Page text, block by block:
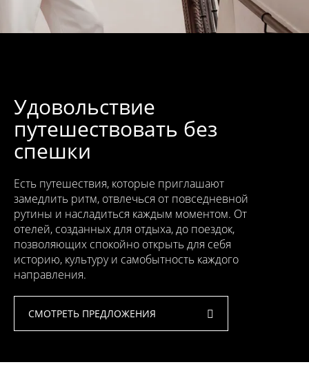
Удовольствие
путешествовать без
спешки
Есть путешествия, которые приглашают
замедлить ритм, отвлечься от повседневной
рутины и насладиться каждым моментом. От
отелей, созданных для отдыха, до поездок,
позволяющих спокойно открыть для себя
историю, культуру и самобытность каждого
направления.
СМОТРЕТЬ ПРЕДЛОЖЕНИЯ